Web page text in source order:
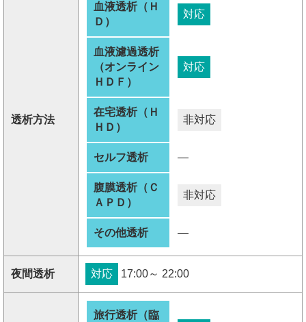
透析方法
血液透析（Ｈ
Ｄ）
対応
血液濾過透析
（オンライン
ＨＤＦ）
対応
在宅透析（Ｈ
ＨＤ）
非対応
セルフ透析 ―
腹膜透析（Ｃ
ＡＰＤ）
非対応
その他透析 ―
夜間透析 対応 17:00～ 22:00
旅行透析（臨